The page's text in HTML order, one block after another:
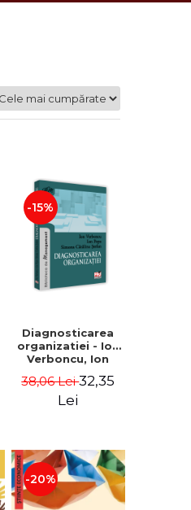
-15%
Diagnosticarea
organizatiei - Ion
Verboncu, Ion
Catalina Stefan
38,06 Lei32,35
Lei
-20%